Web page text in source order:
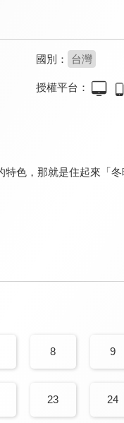
國別： 台灣
授權平台：
色，那就是住起來「
8 9
23 24